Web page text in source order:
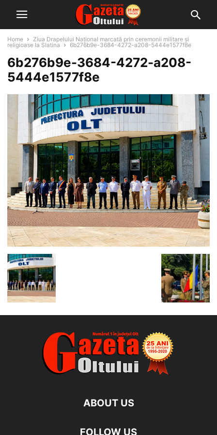
Home
Ziua Drapelului Național marcată prin ceremonii militare și
religioase la Slatina
6b276b9e-3684-4272-a208-5444e1577f8e
6b276b9e-3684-4272-a208-
5444e1577f8e
ABOUT US
FOLLOW US